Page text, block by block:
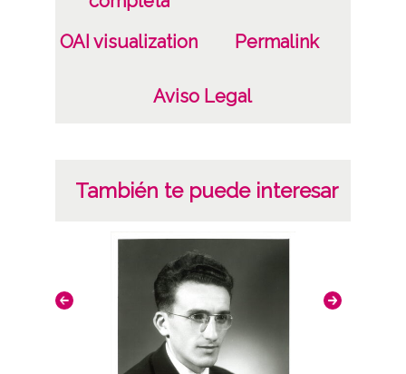
OAI visualization Permalink
Aviso Legal
También te puede interesar